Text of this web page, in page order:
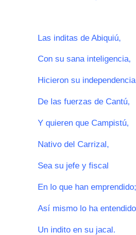
Las inditas de Abiquiú,
Con su sana inteligencia,
Hicieron su independencia
De las fuerzas de Cantú,
Y quieren que Campistú,
Nativo del Carrizal,
Sea su jefe y fiscal
En lo que han emprendido;
Así mismo lo ha entendido
Un indito en su jacal.